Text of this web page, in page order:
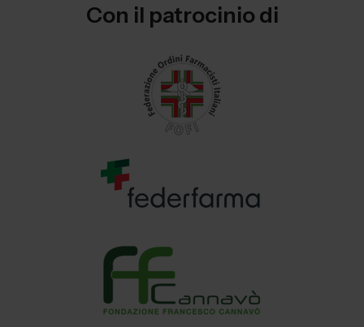
Con il patrocinio di